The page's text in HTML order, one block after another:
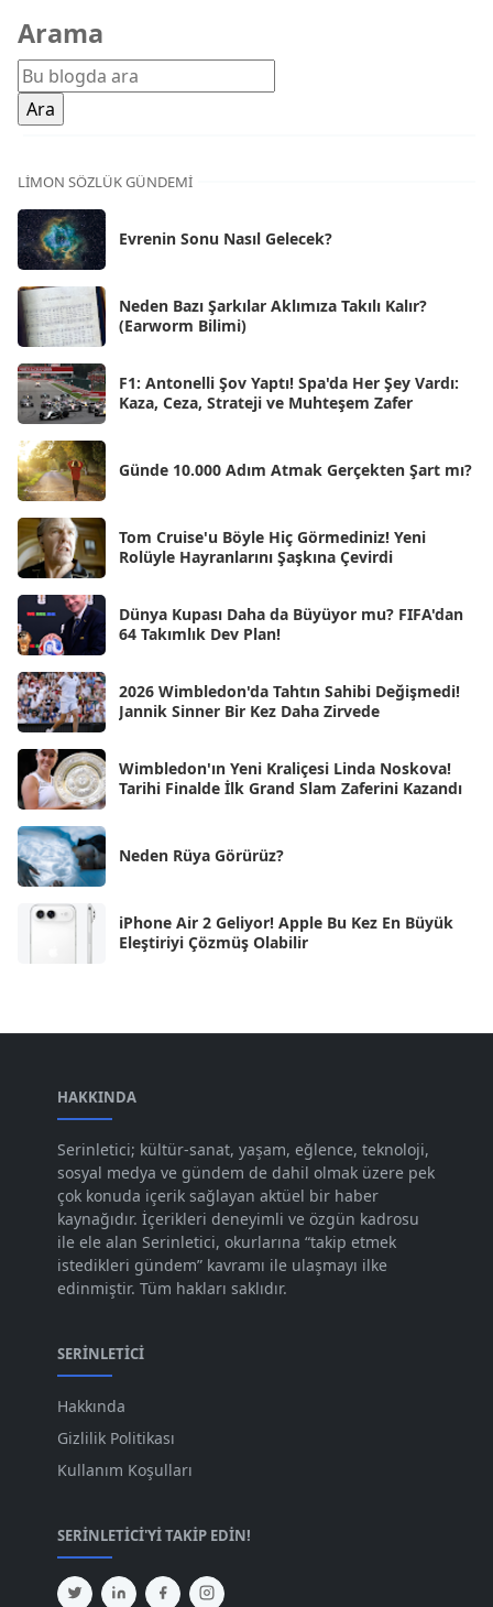
Şub 2026
Oca 2026 [72]
Ara 2025
Kas 2025
Eki 2025
Eyl 2025 [56]
Ağu 2025
Tem 2025 [45]
Haz 2025
May 2025 [54]
Nis 2025
Mar 2025
Şub 2025 [57]
Oca 2025
Ara 2024 [25]
Kas 2024
Eki 2024 [46]
Eyl 2024
Ağu 2024 [10]
Tem 2024
Haz 2024 [30]
[59]
Ara 2023 [101]
Kas 2023
Eki 2023 [73]
Eyl 2023 [73]
Ağu 2023 [74]
Tem 2023 [76]
Haz 2023
May 2023
Nis 2023
Mar 2023
Oca 2023 [87]
Ara 2022 [82]
Arama
LIMON SÖZLÜK GÜNDEMI
Evrenin Sonu Nasıl Gelecek?
Neden Bazı Şarkılar Aklımıza Takılı Kalır?
(Earworm Bilimi)
F1: Antonelli Şov Yaptı! Spa'da Her Şey Vardı:
Kaza, Ceza, Strateji ve Muhteşem Zafer
Günde 10.000 Adım Atmak Gerçekten Şart mı?
Tom Cruise'u Böyle Hiç Görmediniz! Yeni
Rolüyle Hayranlarını Şaşkına Çevirdi
Dünya Kupası Daha da Büyüyor mu? FIFA'dan
64 Takımlık Dev Plan!
2026 Wimbledon'da Tahtın Sahibi Değişmedi!
Jannik Sinner Bir Kez Daha Zirvede
Wimbledon'ın Yeni Kraliçesi Linda Noskova!
Tarihi Finalde İlk Grand Slam Zaferini Kazandı
Neden Rüya Görürüz?
iPhone Air 2 Geliyor! Apple Bu Kez En Büyük
Eleştiriyi Çözmüş Olabilir
HAKKINDA
Serinletici; kültür-sanat, yaşam, eğlence, teknoloji,
sosyal medya ve gündem de dahil olmak üzere pek
çok konuda içerik sağlayan aktüel bir haber
kaynağıdır. İçerikleri deneyimli ve özgün kadrosu
ile ele alan Serinletici, okurlarına “takip etmek
istedikleri gündem” kavramı ile ulaşmayı ilke
edinmiştir. Tüm hakları saklıdır.
SERINLETICI
Hakkında
Gizlilik Politikası
Kullanım Koşulları
SERINLETICI'YI TAKIP EDIN!